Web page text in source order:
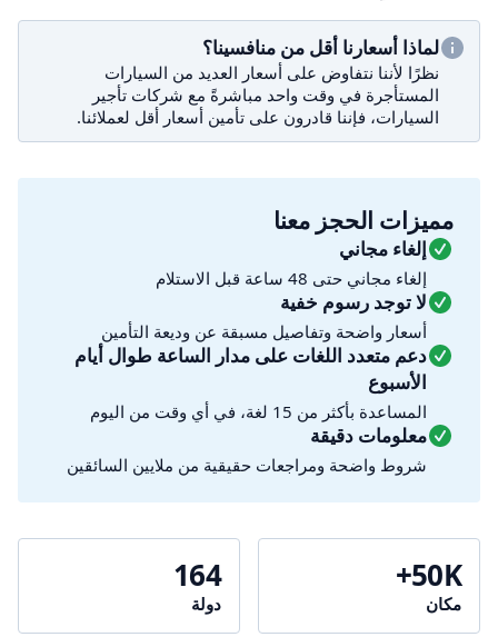
لماذا أسعارنا أقل من منافسينا؟
نظرًا لأننا نتفاوض على أسعار العديد من السيارات
المستأجرة في وقت واحد مباشرةً مع شركات تأجير
السيارات، فإننا قادرون على تأمين أسعار أقل لعملائنا.
مميزات الحجز معنا
إلغاء مجاني
إلغاء مجاني حتى 48 ساعة قبل الاستلام
لا توجد رسوم خفية
أسعار واضحة وتفاصيل مسبقة عن وديعة التأمين
دعم متعدد اللغات على مدار الساعة طوال أيام
الأسبوع
المساعدة بأكثر من 15 لغة، في أي وقت من اليوم
معلومات دقيقة
شروط واضحة ومراجعات حقيقية من ملايين السائقين
50K+
مكان
164
دولة